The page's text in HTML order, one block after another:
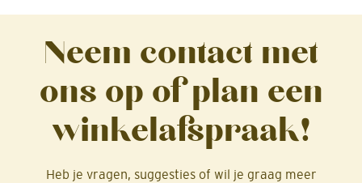
Neem contact met
ons op of plan een
winkelafspraak!
Heb je vragen, suggesties of wil je graag meer